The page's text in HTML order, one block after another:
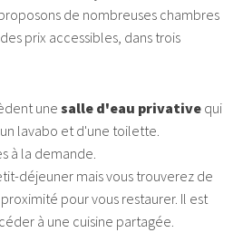
de nombreuses chambres
prix accessibles, dans trois
une salle d'eau privative qui
lavabo et d'une toilette.
à la demande.
déjeuner mais vous trouverez de
pour vous restaurer. Il est
à une cuisine partagée.